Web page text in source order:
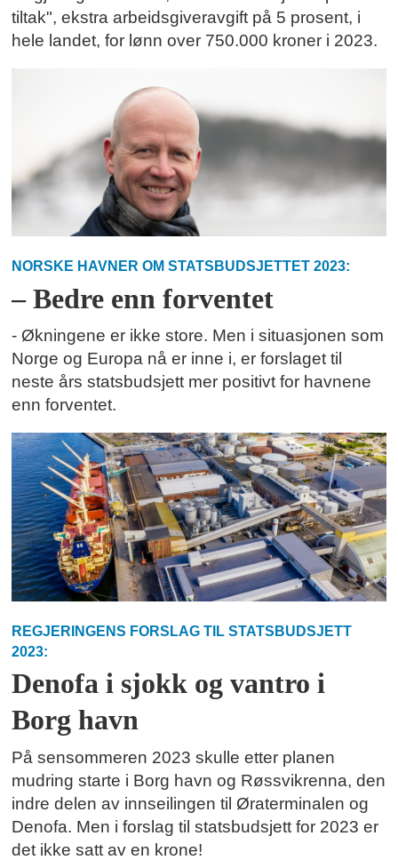
tiltak", ekstra arbeidsgiveravgift på 5 prosent, i
hele landet, for lønn over 750.000 kroner i 2023.
NORSKE HAVNER OM STATSBUDSJETTET 2023:
– Bedre enn forventet
- Økningene er ikke store. Men i situasjonen som
Norge og Europa nå er inne i, er forslaget til
neste års statsbudsjett mer positivt for havnene
enn forventet.
REGJERINGENS FORSLAG TIL STATSBUDSJETT
2023:
Denofa i sjokk og vantro i
Borg havn
På sensommeren 2023 skulle etter planen
mudring starte i Borg havn og Røssvikrenna, den
indre delen av innseilingen til Øraterminalen og
Denofa. Men i forslag til statsbudsjett for 2023 er
det ikke satt av en krone!